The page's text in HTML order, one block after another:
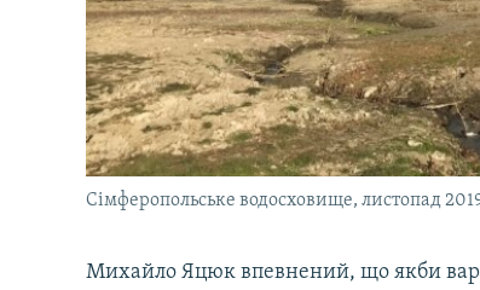
Сімферопольське водосховище, листопад
Михайло Яцюк впевнений, що якби